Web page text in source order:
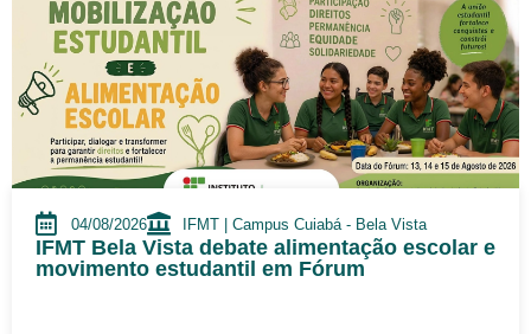
04/08/2026 IFMT | Campus Cuiabá - Bela Vista
IFMT Bela Vista debate alimentação escolar e
movimento estudantil em Fórum